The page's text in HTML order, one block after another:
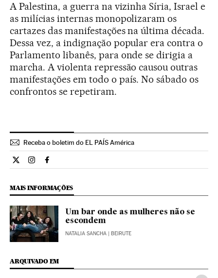
A Palestina, a guerra na vizinha Síria, Israel e
as milícias internas monopolizaram os
cartazes das manifestações na última década.
Dessa vez, a indignação popular era contra o
Parlamento libanês, para onde se dirigia a
marcha. A violenta repressão causou outras
manifestações em todo o país. No sábado os
confrontos se repetiram.
Receba o boletim do EL PAÍS América
Internacional El País Brasil en Twitter
Internacional El País Brasil en Instagram
Internacional El País Brasil en Facebook
MAIS INFORMAÇÕES
Um bar onde as mulheres não se
escondem
NATALIA SANCHA | BEIRUTE
ARQUIVADO EM